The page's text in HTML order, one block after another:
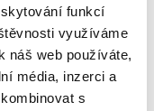
funkcí
využíváme
náš web používáte,
média, inzerci a
s